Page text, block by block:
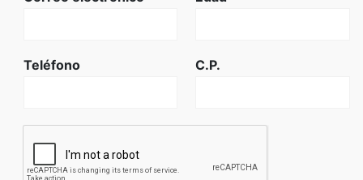
Teléfono C.P.